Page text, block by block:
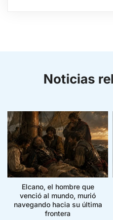
Noticias
Elcano, el hombre que
venció al mundo, murió
navegando hacia su última
frontera